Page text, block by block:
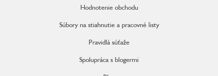
Hodnotenie obchodu
Súbory na stiahnutie a pracovné listy
Pravidlá súťaže
Spolupráca s blogermi